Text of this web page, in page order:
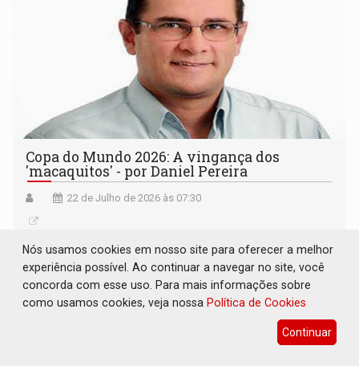
Copa do Mundo 2026: A vingança dos
'macaquitos' - por Daniel Pereira
22 de Julho de 2026 às 07:30
Nós usamos cookies em nosso site para oferecer a melhor
experiência possível. Ao continuar a navegar no site, você
concorda com esse uso. Para mais informações sobre
como usamos cookies, veja nossa Política de Cookies
Continuar